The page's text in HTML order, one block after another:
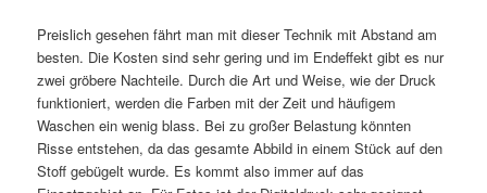
Preislich gesehen fährt man mit dieser Technik mit Abstand am
besten. Die Kosten sind sehr gering und im Endeffekt gibt es nur
zwei gröbere Nachteile. Durch die Art und Weise, wie der Druck
funktioniert, werden die Farben mit der Zeit und häufigem
Waschen ein wenig blass. Bei zu großer Belastung könnten
Risse entstehen, da das gesamte Abbild in einem Stück auf den
Stoff gebügelt wurde. Es kommt also immer auf das